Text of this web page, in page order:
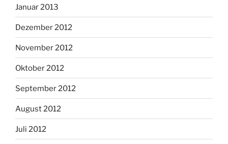
Januar 2013
Dezember 2012
November 2012
Oktober 2012
September 2012
August 2012
Juli 2012